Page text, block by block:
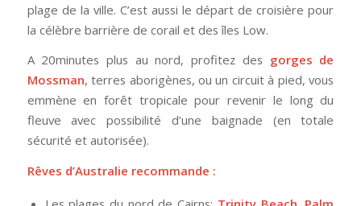
plage de la ville. C’est aussi le départ de croisière pour
la célèbre barrière de corail et des îles Low.
A 20minutes plus au nord, profitez des gorges de
Mossman, terres aborigènes, ou un circuit à pied, vous
emmène en forêt tropicale pour revenir le long du
fleuve avec possibilité d’une baignade (en totale
sécurité et autorisée).
Rêves d’Australie recommande :